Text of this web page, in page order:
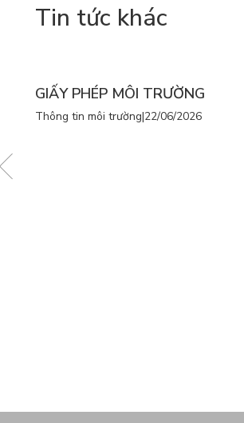
Tin tức khác
GIẤY PHÉP MÔI TRƯỜNG
Thông tin môi trường|22/06/2026